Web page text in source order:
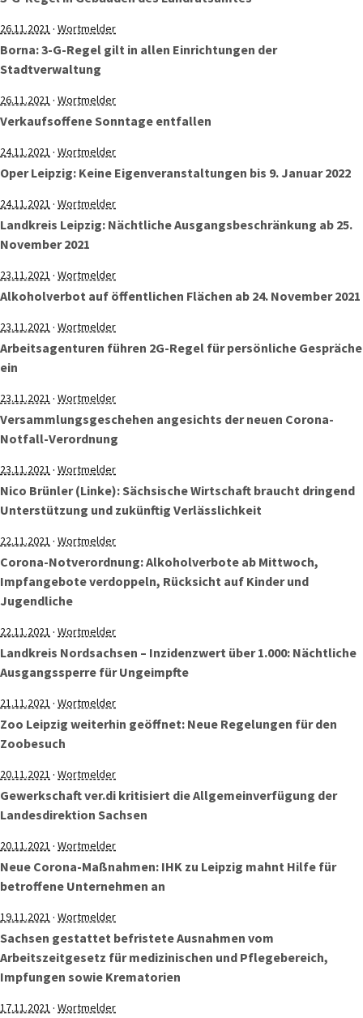
26.11.2021 · Wortmelder
Borna: 3-G-Regel gilt in allen Einrichtungen der
Stadtverwaltung
26.11.2021 · Wortmelder
Verkaufsoffene Sonntage entfallen
24.11.2021 · Wortmelder
Oper Leipzig: Keine Eigenveranstaltungen bis 9. Januar 2022
24.11.2021 · Wortmelder
Landkreis Leipzig: Nächtliche Ausgangsbeschränkung ab 25.
November 2021
23.11.2021 · Wortmelder
Alkoholverbot auf öffentlichen Flächen ab 24. November 2021
23.11.2021 · Wortmelder
Arbeitsagenturen führen 2G-Regel für persönliche Gespräche
ein
23.11.2021 · Wortmelder
Versammlungsgeschehen angesichts der neuen Corona-
Notfall-Verordnung
23.11.2021 · Wortmelder
Nico Brünler (Linke): Sächsische Wirtschaft braucht dringend
Unterstützung und zukünftig Verlässlichkeit
22.11.2021 · Wortmelder
Corona-Notverordnung: Alkoholverbote ab Mittwoch,
Impfangebote verdoppeln, Rücksicht auf Kinder und
Jugendliche
22.11.2021 · Wortmelder
Landkreis Nordsachsen – Inzidenzwert über 1.000: Nächtliche
Ausgangssperre für Ungeimpfte
21.11.2021 · Wortmelder
Zoo Leipzig weiterhin geöffnet: Neue Regelungen für den
Zoobesuch
20.11.2021 · Wortmelder
Gewerkschaft ver.di kritisiert die Allgemeinverfügung der
Landesdirektion Sachsen
20.11.2021 · Wortmelder
Neue Corona-Maßnahmen: IHK zu Leipzig mahnt Hilfe für
betroffene Unternehmen an
19.11.2021 · Wortmelder
Sachsen gestattet befristete Ausnahmen vom
Arbeitszeitgesetz für medizinischen und Pflegebereich,
Impfungen sowie Krematorien
17.11.2021 · Wortmelder